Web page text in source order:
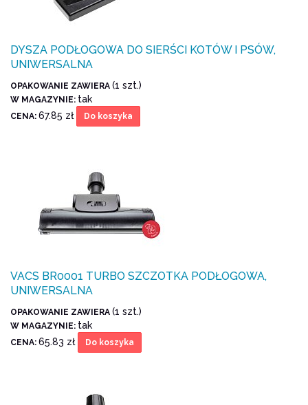
DYSZA PODŁOGOWA DO SIERŚCI KOTÓW I PSÓW,
UNIWERSALNA
OPAKOWANIE ZAWIERA (1 szt.)
W MAGAZYNIE: tak
CENA: 67.85 zł Do koszyka
VACS BR0001 TURBO SZCZOTKA PODŁOGOWA,
UNIWERSALNA
OPAKOWANIE ZAWIERA (1 szt.)
W MAGAZYNIE: tak
CENA: 65.83 zł Do koszyka